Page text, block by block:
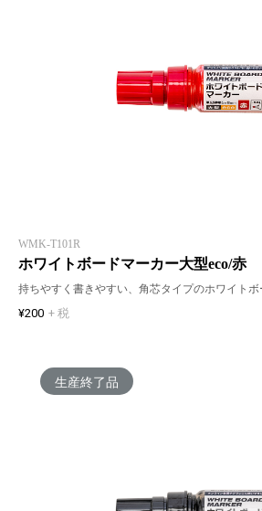
WMK-T101R
ホワイトボードマーカー大型eco/赤
持ちやすく書きやすい、角芯タイプのホワイトボ
¥200 + 税
生産終了品